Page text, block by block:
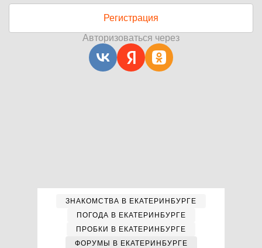
Регистрация
Авторизоваться через
ЗНАКОМСТВА В ЕКАТЕРИНБУРГЕ
ПОГОДА В ЕКАТЕРИНБУРГЕ
ПРОБКИ В ЕКАТЕРИНБУРГЕ
ФОРУМЫ В ЕКАТЕРИНБУРГЕ